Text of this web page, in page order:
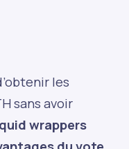
les
sans avoir
wrappers